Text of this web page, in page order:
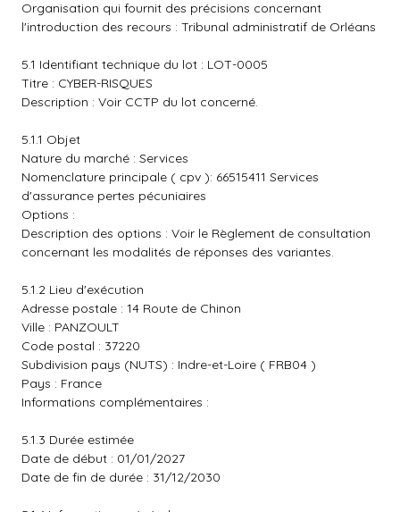
Organisation qui fournit des précisions concernant
l'introduction des recours : Tribunal administratif de Orléans
5.1 Identifiant technique du lot : LOT-0005
Titre : CYBER-RISQUES
Description : Voir CCTP du lot concerné.
5.1.1 Objet
Nature du marché : Services
Nomenclature principale ( cpv ): 66515411 Services
d'assurance pertes pécuniaires
Options :
Description des options : Voir le Règlement de consultation
concernant les modalités de réponses des variantes.
5.1.2 Lieu d'exécution
Adresse postale : 14 Route de Chinon
Ville : PANZOULT
Code postal : 37220
Subdivision pays (NUTS) : Indre-et-Loire ( FRB04 )
Pays : France
Informations complémentaires :
5.1.3 Durée estimée
Date de début : 01/01/2027
Date de fin de durée : 31/12/2030